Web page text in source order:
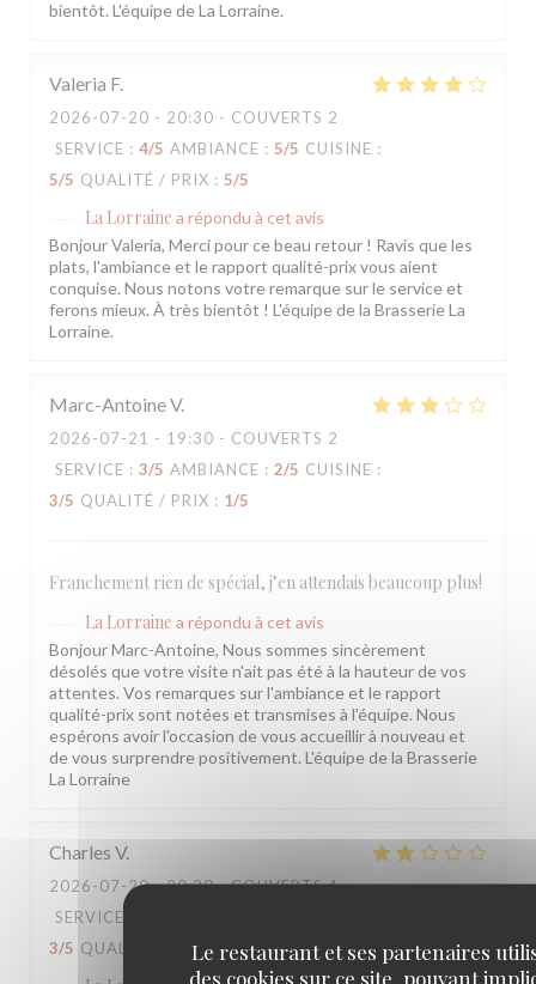
Le restaurant et ses partenaires
des cookies sur ce site, pouvant
bientôt. L'équipe de La Lorraine.
Valeria F
2026-07-20 - 20:30 - COUVERTS 2
SERVICE : 4/5 AMBIANCE : 5/5 CUISINE :
5/5 QUALITÉ / PRIX : 5/5
La Lorraine a répondu à cet avis
Bonjour Valeria, Merci pour ce beau retour ! Ravis que les
plats, l'ambiance et le rapport qualité-prix vous aient
conquise. Nous notons votre remarque sur le service et
ferons mieux. À très bientôt ! L'équipe de la Brasserie La
Lorraine.
Marc-AntoineV
2026-07-21 - 19:30 - COUVERTS 2
SERVICE : 3/5 AMBIANCE : 2/5 CUISINE :
3/5 QUALITÉ / PRIX : 1/5
Franchement rien de spécial, j’en attendais beaucoup plus!
La Lorraine a répondu à cet avis
Bonjour Marc-Antoine, Nous sommes sincèrement
désolés que votre visite n'ait pas été à la hauteur de vos
attentes. Vos remarques sur l'ambiance et le rapport
qualité-prix sont notées et transmises à l'équipe. Nous
espérons avoir l'occasion de vous accueillir à nouveau et
de vous surprendre positivement. L'équipe de la Brasserie
La Lorraine
Charles V
2026-07-20- 20:30 - COUVERTS 4
SERVICE
3/5 QUALITÉ / PRIX: 3/5